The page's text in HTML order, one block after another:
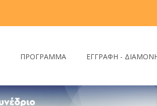
ΠΡΟΓΡΑΜΜΑ ΕΓΓΡΑΦΗ -